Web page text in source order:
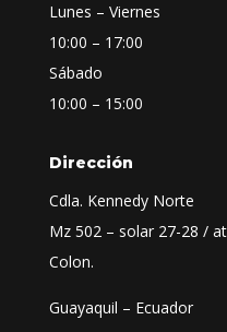
Lunes – Viernes
10:00 – 17:00
Sábado
10:00 – 15:00
Dirección
Cdla. Kennedy Norte
Mz 502 – solar 27-28 /
Colon.
Guayaquil – Ecuador